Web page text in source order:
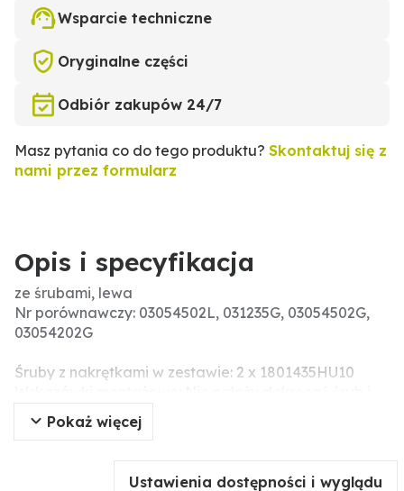
Wsparcie techniczne
Oryginalne części
Odbiór zakupów 24/7
Masz pytania co do tego produktu? Skontaktuj się z
nami przez formularz
Opis i specyfikacja
ze śrubami, lewa
Nr porównawczy: 03054502L, 031235G, 03054502G,
03054202G
Śruby z nakrętkami w zestawie: 2 x 1801435HU10
nakrętek za pomocą narzędzi pneumatycznych,
ponieważ może to prowadzić do uszkodzenia części
Pokaż więcej
Ustawienia dostępności i wyglądu